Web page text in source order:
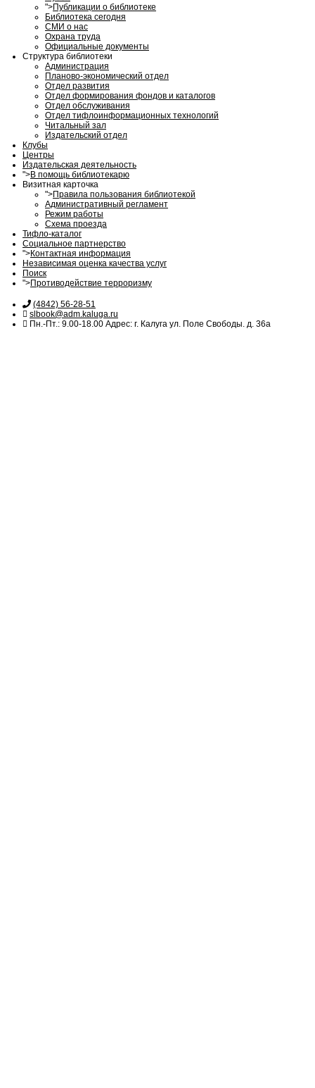
">Публикации о библиотеке
Библиотека сегодня
СМИ о нас
Охрана труда
Официальные документы
Структура библиотеки
Администрация
Планово-экономический отдел
Отдел развития
Отдел формирования фондов и каталогов
Отдел обслуживания
Отдел тифлоинформационных технологий
Читальный зал
Издательский отдел
Клубы
Центры
Издательская деятельность
">В помощь библиотекарю
Визитная карточка
">Правила пользования библиотекой
Административный регламент
Режим работы
Схема проезда
Тифло-каталог
Социальное партнерство
">Контактная информация
Независимая оценка качества услуг
Поиск
">Противодействие терроризму
(4842) 56-28-51
slbook@adm.kaluga.ru
Пн.-Пт.: 9.00-18.00 Адрес: г. Калуга ул. Поле Свободы. д. 36а